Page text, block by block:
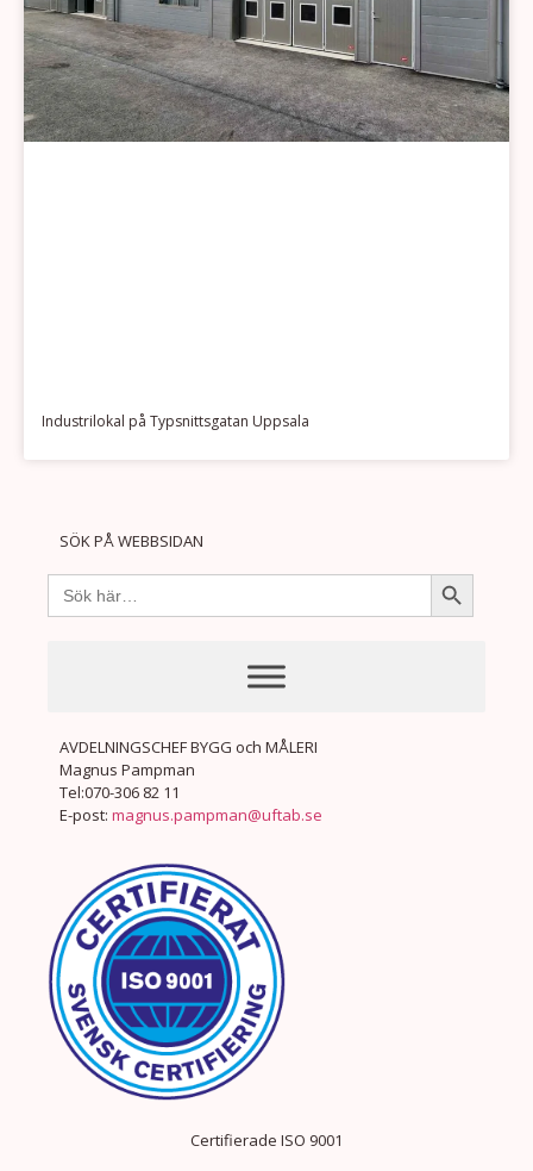
Industrilokal på Typsnittsgatan Uppsala
SÖK PÅ WEBBSIDAN
Sök
efter:
Sökknapp
AVDELNINGSCHEF BYGG och MÅLERI
Magnus Pampman
Tel:070-306 82 11
E-post: magnus.pampman@uftab.se
Certifierade ISO 9001